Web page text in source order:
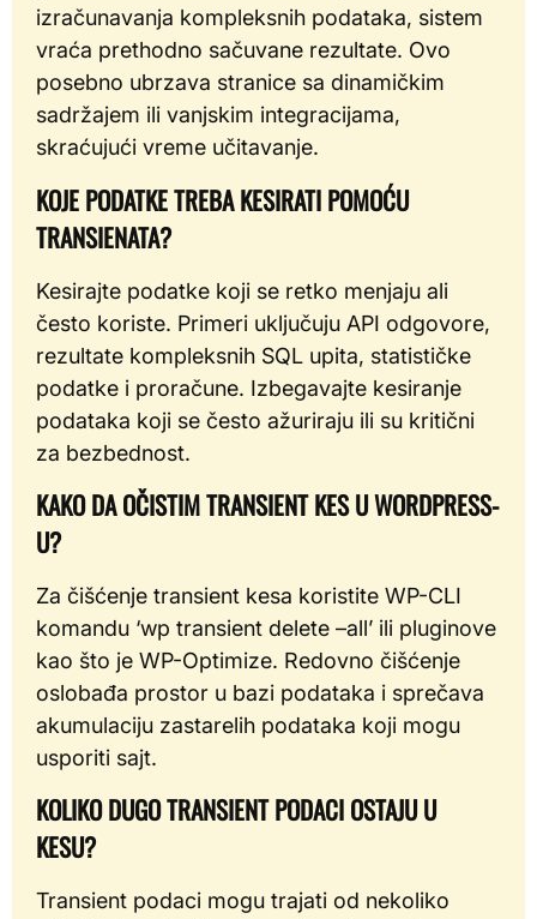
izračunavanja kompleksnih podataka, sistem
vraća prethodno sačuvane rezultate. Ovo
posebno ubrzava stranice sa dinamičkim
sadržajem ili vanjskim integracijama,
skraćujući vreme učitavanje.
KOJE PODATKE TREBA KESIRATI POMOĆU
TRANSIENATA?
Kesirajte podatke koji se retko menjaju ali
često koriste. Primeri uključuju API odgovore,
rezultate kompleksnih SQL upita, statističke
podatke i proračune. Izbegavajte kesiranje
podataka koji se često ažuriraju ili su kritični
za bezbednost.
KAKO DA OČISTIM TRANSIENT KES U WORDPRESS-
U?
Za čišćenje transient kesa koristite WP-CLI
komandu ‘wp transient delete –all’ ili pluginove
kao što je WP-Optimize. Redovno čišćenje
oslobađa prostor u bazi podataka i sprečava
akumulaciju zastarelih podataka koji mogu
usporiti sajt.
KOLIKO DUGO TRANSIENT PODACI OSTAJU U
KESU?
Transient podaci mogu trajati od nekoliko